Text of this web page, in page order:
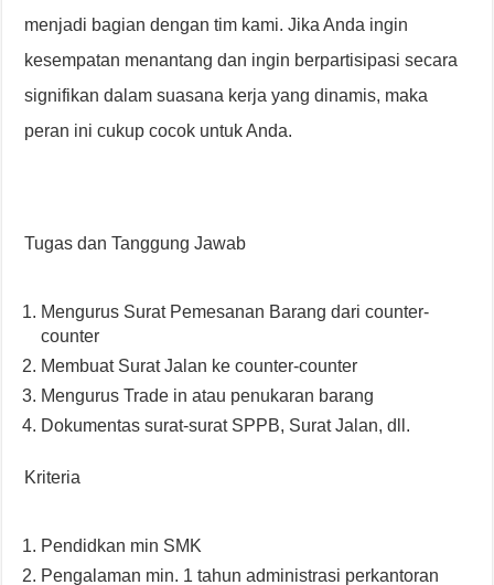
menjadi bagian dengan tim kami. Jika Anda ingin
kesempatan menantang dan ingin berpartisipasi secara
signifikan dalam suasana kerja yang dinamis, maka
peran ini cukup cocok untuk Anda.
Tugas dan Tanggung Jawab
Mengurus Surat Pemesanan Barang dari counter-
counter
Membuat Surat Jalan ke counter-counter
Mengurus Trade in atau penukaran barang
Dokumentas surat-surat SPPB, Surat Jalan, dll.
Kriteria
Pendidkan min SMK
Pengalaman min. 1 tahun administrasi perkantoran